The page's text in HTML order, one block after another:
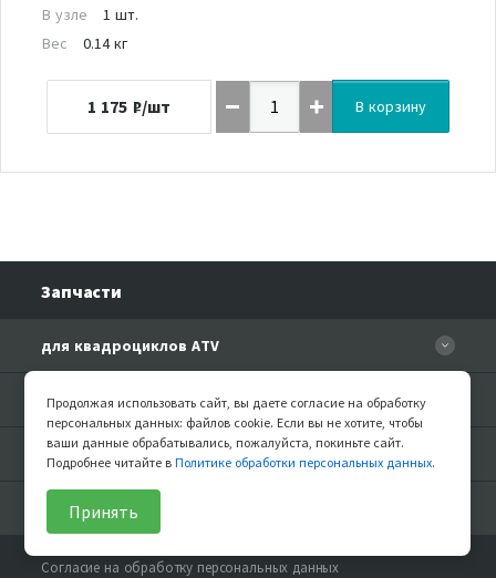
В узле
1 шт.
Вес
0.14 кг
1 175 ₽/шт В корзину
Запчасти
для квадроциклов ATV
CF500
CF500-A Basic
CF500-A
CF500-2A
CFMOTO X4 Basic
для Side-by-Side
CF500-3
CF800-U8 EFI
для мотоциклов
CFMOTO 150-A Leader
CFMOTO 150-C Leader
CFMOTO 150NK
Аксессуары
Согласие на обработку персональных данных
Продолжая использовать сайт, вы даете согласие на обработку
персональных данных: файлов cookie. Если вы не хотите, чтобы
ваши данные обрабатывались, пожалуйста, покиньте сайт.
Подробнее читайте вПолитике обработки персональных данных.
Принять